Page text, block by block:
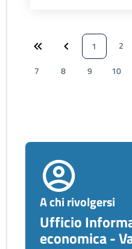
1 2
7
8 9 10
A chi rivolgersi
Ufficio
economica -